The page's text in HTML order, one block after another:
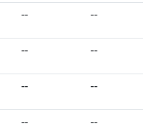
-- --
-- --
-- --
-- --